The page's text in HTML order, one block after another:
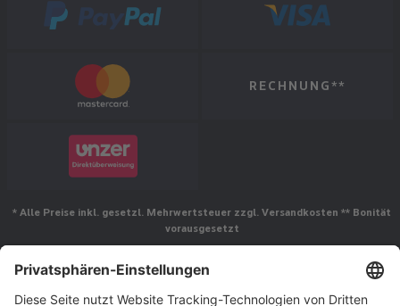
RECHNUNG**
* Alle Preise inkl. gesetzl. Mehrwertsteuer zzgl. Versandkosten ** Bonität
vorausgesetzt
Folgen Sie uns